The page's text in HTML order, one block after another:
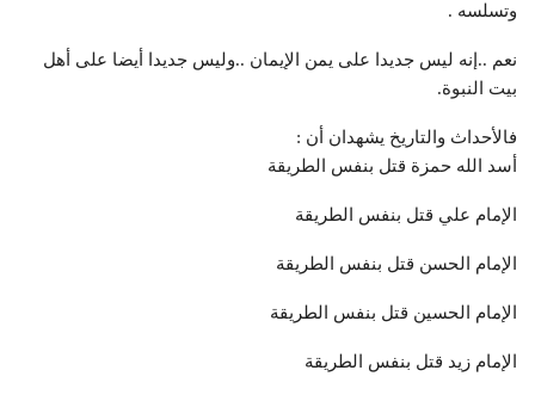
وتسلسه .
نعم ..إنه ليس جديدا على يمن الإيمان ..وليس جديدا أيضا على أهل
بيت النبوة.
فالأحداث والتاريخ يشهدان أن :
أسد الله حمزة قتل بنفس الطريقة
الإمام علي قتل بنفس الطريقة
الإمام الحسن قتل بنفس الطريقة
الإمام الحسين قتل بنفس الطريقة
الإمام زيد قتل بنفس الطريقة